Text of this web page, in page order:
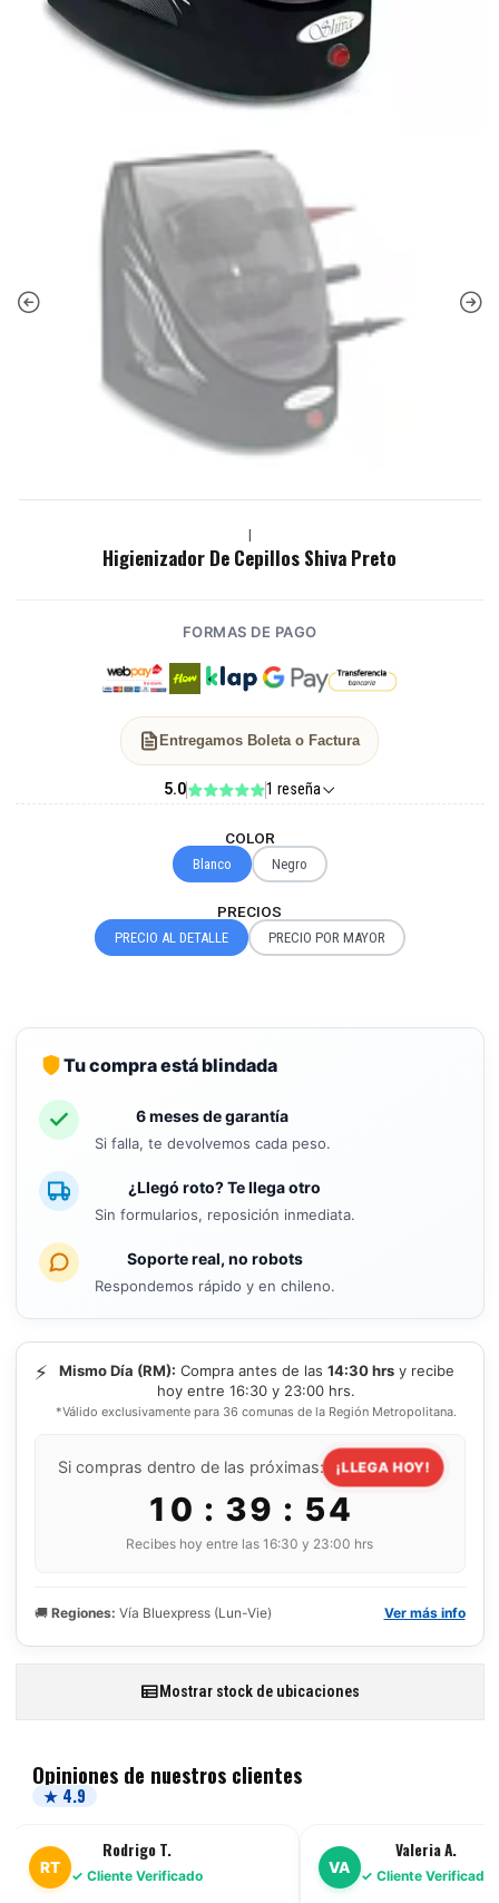
|
Higienizador De Cepillos Shiva Preto
FORMAS DE PAGO
Entregamos Boleta o Factura
5.0 1 reseña
COLOR
Blanco Negro
PRECIOS
PRECIO AL DETALLE PRECIO POR MAYOR
Tu compra está blindada
6 meses de garantía
Si falla, te devolvemos cada peso.
¿Llegó roto? Te llega otro
Sin formularios, reposición inmediata.
Soporte real, no robots
Respondemos rápido y en chileno.
⚡ Mismo Día (RM): Compra antes de las 14:30 hrsy recibe
hoy entre 16:30 y 23:00 hrs.
*Válido exclusivamente para 36 comunas de la Región Metropolitana.
Si compras dentro de las próximas: ¡LLEGA HOY!
10 : 39 : 53
Recibes hoy entre las 16:30 y 23:00 hrs
🚚 Regiones: Vía Bluexpress (Lun-Vie) Ver más info
Mostrar stock de ubicaciones
Opiniones de nuestros clientes
★ 4.9
RT
Rodrigo T.
✓ Cliente Verificado VA
Valeria A.
✓ Cliente Verificado